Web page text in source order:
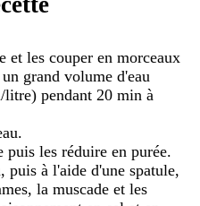
et les couper en morceaux
grand volume d'eau
litre) pendant 20 min à
puis les réduire en purée.
puis à l'aide d'une spatule,
la muscade et les